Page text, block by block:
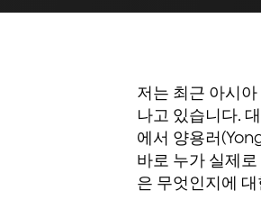
저는 최근 아시
나고 있습니다.
에서 양용러
바로 누가 실제
은 무엇인지에